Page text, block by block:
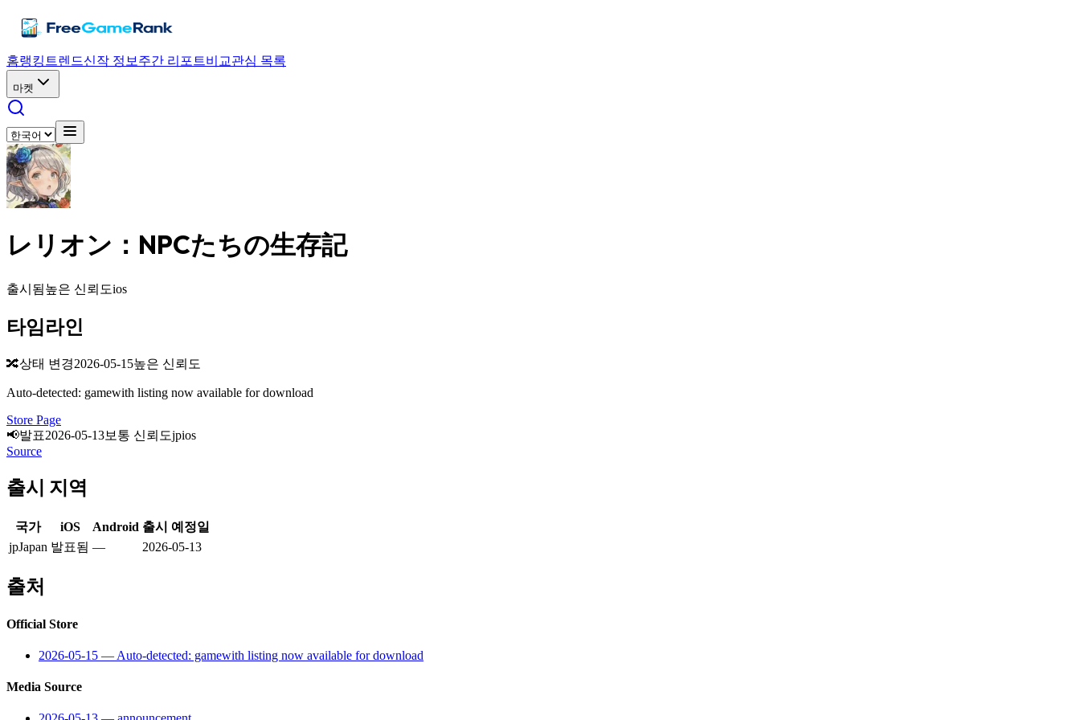
홈랭킹 트렌드신작 정보 주간 리포트비교관심 목록
마켓
レリオン：NPCたちの生存記
출시됨높은 신뢰도ios
타임라인
🔀상태 변경2026-05-15높은 신뢰도
Auto-detected: gamewith listing now available for download
Store Page
📢발표2026-05-13보통 신뢰도jpios
Source
출시 지역
국가 iOS Android 출시 예정일
jpJapan 발표됨 — 2026-05-13
출처
Official Store
2026-05-15 — Auto-detected: gamewith listing now available for download
Media Source